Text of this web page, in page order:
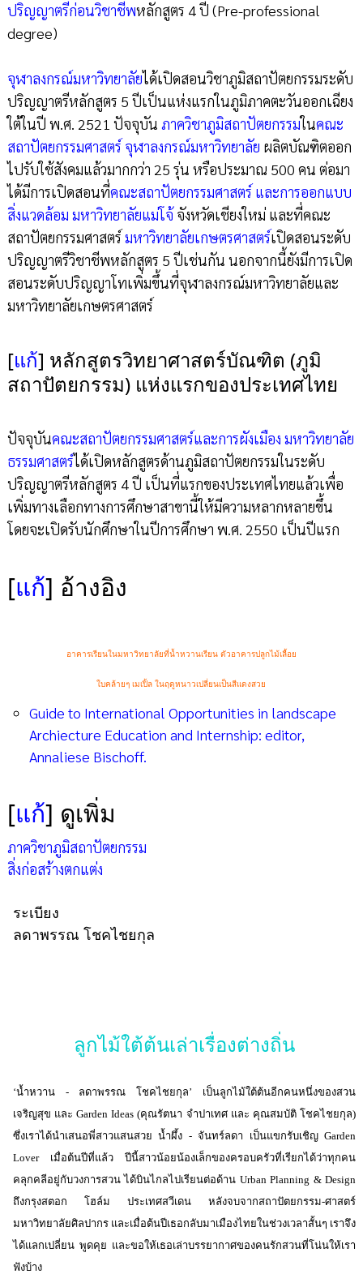
ปริญญาตรีก่อนวิชาชีพหลักสูตร 4 ปี (Pre-professional
degree)
จุฬาลงกรณ์มหาวิทยาลัยได้เปิดสอนวิชาภูมิสถาปัตยกรรมระดับ
ปริญญาตรีหลักสูตร 5 ปีเป็นแห่งแรกในภูมิภาคตะวันออกเฉียง
ใต้ในปี พ.ศ. 2521 ปัจจุบัน ภาควิชาภูมิสถาปัตยกรรมในคณะ
สถาปัตยกรรมศาสตร์ จุฬาลงกรณ์มหาวิทยาลัย ผลิตบัณฑิตออก
ไปรับใช้สังคมแล้วมากกว่า 25 รุ่น หรือประมาณ 500 คน ต่อมา
ได้มีการเปิดสอนที่คณะสถาปัตยกรรมศาสตร์ และการออกแบบ
สิ่งแวดล้อม มหาวิทยาลัยแม่โจ้จังหวัดเชียงใหม่ และที่คณะ
สถาปัตยกรรมศาสตร์ มหาวิทยาลัยเกษตรศาสตร์เปิดสอนระดับ
ปริญญาตรีวิชาชีพหลักสูตร 5 ปีเช่นกัน นอกจากนี้ยังมีการเปิด
สอนระดับปริญญาโทเพิ่มขึ้นที่จุฬาลงกรณ์มหาวิทยาลัยและ
มหาวิทยาลัยเกษตรศาสตร์
[แก้] หลักสูตรวิทยาศาสตร์บัณฑิต (ภูมิ
สถาปัตยกรรม) แห่งแรกของประเทศไทย
ปัจจุบันคณะสถาปัตยกรรมศาสตร์และการผังเมือง มหาวิทยาลัย
ธรรมศาสตร์ได้เปิดหลักสูตรด้านภูมิสถาปัตยกรรมในระดับ
ปริญญาตรีหลักสูตร 4 ปี เป็นที่แรกของประเทศไทยแล้วเพื่อ
เพิ่มทางเลือกทางการศึกษาสาขานี้ให้มีความหลากหลายขึ้น
โดยจะเปิดรับนักศึกษาในปีการศึกษา พ.ศ. 2550 เป็นปีแรก
[แก้] อ้างอิง
อาคารเรียนในมหาวิทยาลัยที่น้ำหวานเรียน ตัวอาคารปลูกไม้เลื้อย
ใบคล้ายๆ เมเปิ้ลในฤดูหนาวเปลี่ยนเป็นสีแดงสวย
Guide to International Opportunities in landscape
Archiecture Education and Internship: editor,
Annaliese Bischoff.
[แก้] ดูเพิ่ม
ภาควิชาภูมิสถาปัตยกรรม
สิ่งก่อสร้างตกแต่ง
ระเบียง
ลดาพรรณ โชคไชยกุล
ลูกไม้ใต้ต้นเล่าเรื่องต่างถิ่น
‘น้ำหวาน - ลดาพรรณ โชคไชยกุล’ เป็นลูกไม้ใต้ต้นอีกคนหนึ่งของสวน
เจริญสุข และ Garden Ideas (คุณรัตนา จำปาเทศ และ คุณสมบัติ โชคไชยกุล)
ซึ่งเราได้นำเสนอพี่สาวแสนสวย น้ำผึ้ง - จันทร์ลดา เป็นแขกรับเชิญ Garden
Lover เมื่อต้นปีที่แล้ว ปีนี้สาวน้อยน้องเล็กของครอบครัวที่เรียกได้ว่าทุกคน
คลุกคลีอยู่กับวงการสวน ได้บินไกลไปเรียนต่อด้าน Urban Planning & Design
ถึงกรุงสตอก โฮล์ม ประเทศสวีเดน หลังจบจากสถาปัตยกรรม-ศาสตร์
มหาวิทยาลัยศิลปากร และเมื่อต้นปีเธอกลับมาเมืองไทยในช่วงเวลาสั้นๆ เราจึง
ได้แลกเปลี่ยน พูดคุย และขอให้เธอเล่าบรรยากาศของคนรักสวนที่โน่นให้เรา
ฟังบ้าง